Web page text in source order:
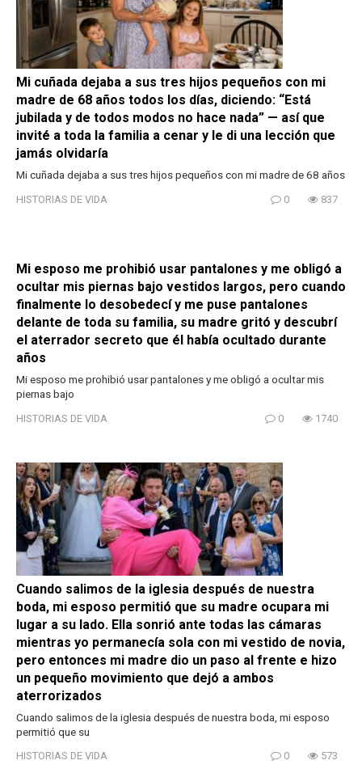
Mi cuñada dejaba a sus tres hijos pequeños con mi
madre de 68 años todos los días, diciendo: “Está
jubilada y de todos modos no hace nada” — así que
invité a toda la familia a cenar y le di una lección que
jamás olvidaría
Mi cuñada dejaba a sus tres hijos pequeños con mi madre de 68 años
HISTORIAS DE VIDA 0 837
Mi esposo me prohibió usar pantalones y me obligó a
ocultar mis piernas bajo vestidos largos, pero cuando
finalmente lo desobedecí y me puse pantalones
delante de toda su familia, su madre gritó y descubrí
el aterrador secreto que él había ocultado durante
años
Mi esposo me prohibió usar pantalones y me obligó a ocultar mis
piernas bajo
HISTORIAS DE VIDA 0 1740
Cuando salimos de la iglesia después de nuestra
boda, mi esposo permitió que su madre ocupara mi
lugar a su lado. Ella sonrió ante todas las cámaras
mientras yo permanecía sola con mi vestido de novia,
pero entonces mi madre dio un paso al frente e hizo
un pequeño movimiento que dejó a ambos
aterrorizados
Cuando salimos de la iglesia después de nuestra boda, mi esposo
permitió que su
HISTORIAS DE VIDA 0 573